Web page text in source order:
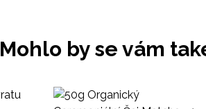
Mohlo by se vám